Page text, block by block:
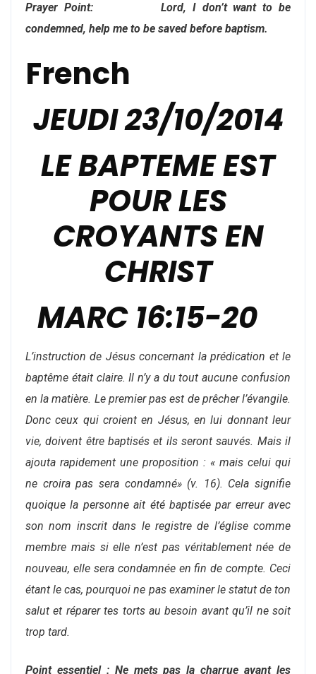
Prayer Point: Lord, I don’t want to be
condemned, help me to be saved before baptism.
French
JEUDI 23/10/2014
LE BAPTEME EST
POUR LES
CROYANTS EN
CHRIST
MARC 16:15-20
L’instruction de Jésus concernant la prédication et le
baptême était claire. Il n’y a du tout aucune confusion
en la matière. Le premier pas est de prêcher l’évangile.
Donc ceux qui croient en Jésus, en lui donnant leur
vie, doivent être baptisés et ils seront sauvés. Mais il
ajouta rapidement une proposition : « mais celui qui
ne croira pas sera condamné» (v. 16). Cela signifie
quoique la personne ait été baptisée par erreur avec
son nom inscrit dans le registre de l’église comme
membre mais si elle n’est pas véritablement née de
nouveau, elle sera condamnée en fin de compte. Ceci
étant le cas, pourquoi ne pas examiner le statut de ton
salut et réparer tes torts au besoin avant qu’il ne soit
trop tard.
Point essentiel : Ne mets pas la charrue avant les